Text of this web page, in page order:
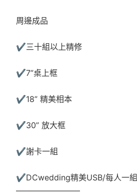
周邊成品
✔️三十組以上精修
✔️7”桌上框
✔️18” 精美相本
✔️30” 放大框
✔️謝卡一組
✔️DCwedding精美USB/每人一組
————————